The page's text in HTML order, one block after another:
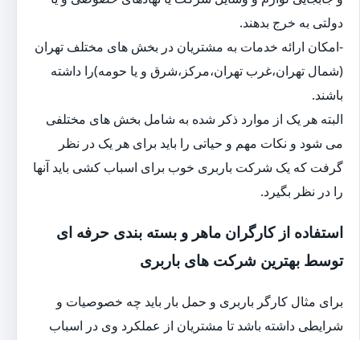
دولتی به خرج بدهند.
-امکان ارائه خدمات به مشتریان در بخش های مختلف تهران
(شمال تهران،غرب تهران،مرکز،شرق و یا حومه)را داشته
باشند.
البته هر یک از موارد ذکر شده به شامل بخش های مختلفی
می شود و نکات مهم و حیاتی را باید برای هر یک در نظر
گرفت که یک شرکت باربری خوب برای اسباب کشی باید آنها
را در نظر بگیرد.
استفاده از کارگران ماهر و بسته بندی حرفه ای
توسط بهترین شرکت های باربری
برای مثال کارگر باربری و حمل بار باید چه خصوصیات و
شرایطی داشته باشد تا مشتریان از عملکرد وی در اسباب